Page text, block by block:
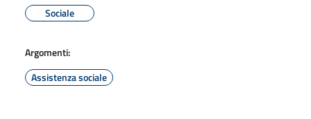
Sociale
Argomenti:
Assistenza sociale